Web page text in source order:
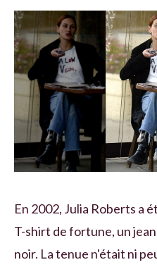
En 2002, Julia Roberts a
T-shirt de fortune, un
noir. La tenue n'était ni